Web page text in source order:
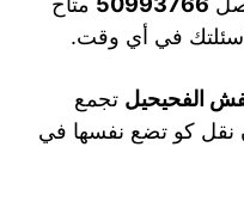
أسئلتك في أي وقت.
الفحيحيل تجمع
نقل كو تضع نفسها في